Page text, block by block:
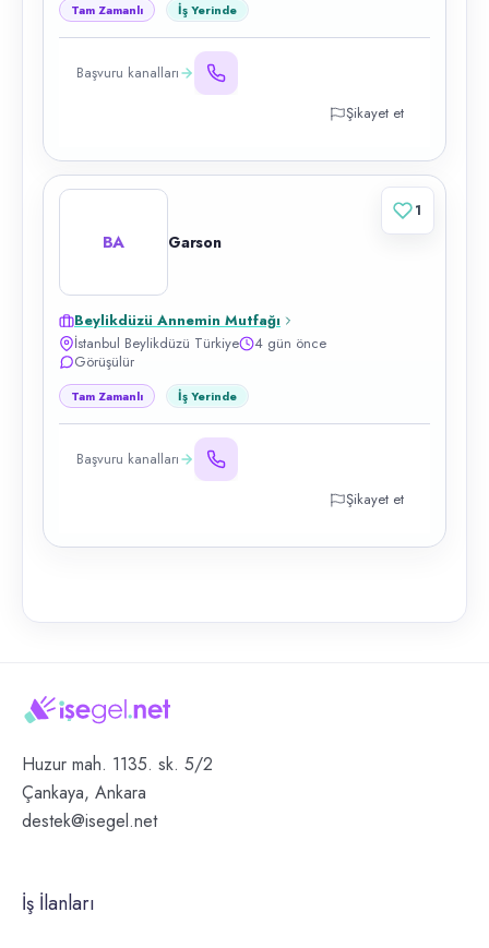
Tam Zamanlı İş Yerinde
Başvuru kanalları
Şikayet et
BA Garson
Beylikdüzü Annemin Mutfağı
İstanbul Beylikdüzü Türkiye
4 gün önce
Görüşülür
Tam Zamanlı İş Yerinde
Başvuru kanalları
Şikayet et
1
Huzur mah. 1135. sk. 5/2
Çankaya, Ankara
destek@isegel.net
İş İlanları